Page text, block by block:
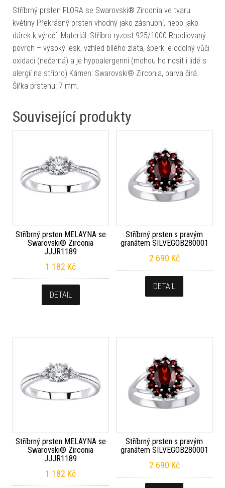
Stříbrný prsten FLORA se Swarovski® Zirconia ve tvaru
květiny Překrásný prsten vhodný jako zásnubní, nebo jako
dárek k výročí. Materiál: Stříbro ryzost 925/1000 Rhodiovaný
povrch – vysoký lesk, vzhled bílého zlata, šperk je odolný vůči
oxidaci (nečerná) a je hypoalergenní (mohou ho nosit i lidé s
alergií na stříbro) Kámen: Swarovski® Zirconia, barva čirá.
Šířka prstenu: 7 mm.
Související produkty
Stříbrný prsten MELAYNA se
Swarovski® Zirconia
JJJR1189
1 182 Kč
DETAIL
Stříbrný prsten s pravým
granátem SILVEGOB280001
2 690 Kč
DETAIL
Stříbrný prsten MELAYNA se
Swarovski® Zirconia
JJJR1189
1 182 Kč
Stříbrný prsten s pravým
granátem SILVEGOB280001
2 690 Kč